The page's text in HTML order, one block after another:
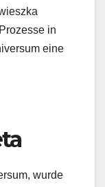
in
eine
wurde